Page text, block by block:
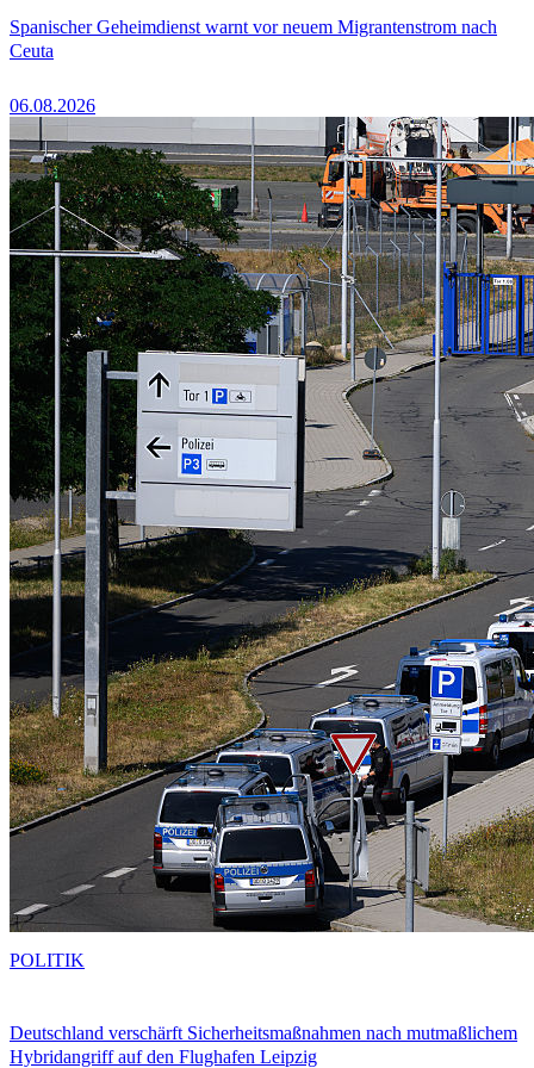
Spanischer Geheimdienst warnt vor neuem Migrantenstrom nach
Ceuta
06.08.2026
Deutschland verschärft Sicherheitsmaßnahmen nach mutmaßlichem
Hybridangriff auf den Flughafen Leipzig
POLITIK